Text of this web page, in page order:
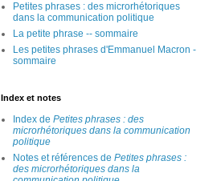
Petites phrases : des microrhétoriques
dans la communication politique
La petite phrase -- sommaire
Les petites phrases d'Emmanuel Macron -
sommaire
Index et notes
Index de Petites phrases : des
microrhétoriques dans la communication
politique
Notes et références de Petites phrases :
des microrhétoriques dans la